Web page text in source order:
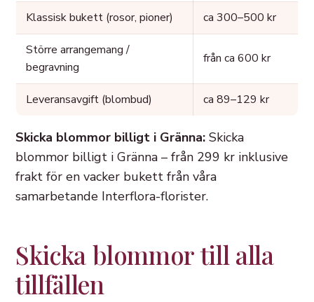
Klassisk bukett (rosor, pioner) ca 300–500 kr
Större arrangemang /
begravning
från ca 600 kr
Leveransavgift (blombud) ca 89–129 kr
Skicka blommor billigt i Gränna: Skicka
blommor billigt i Gränna – från 299 kr inklusive
frakt för en vacker bukett från våra
samarbetande Interflora-florister.
Skicka blommor till alla
tillfällen